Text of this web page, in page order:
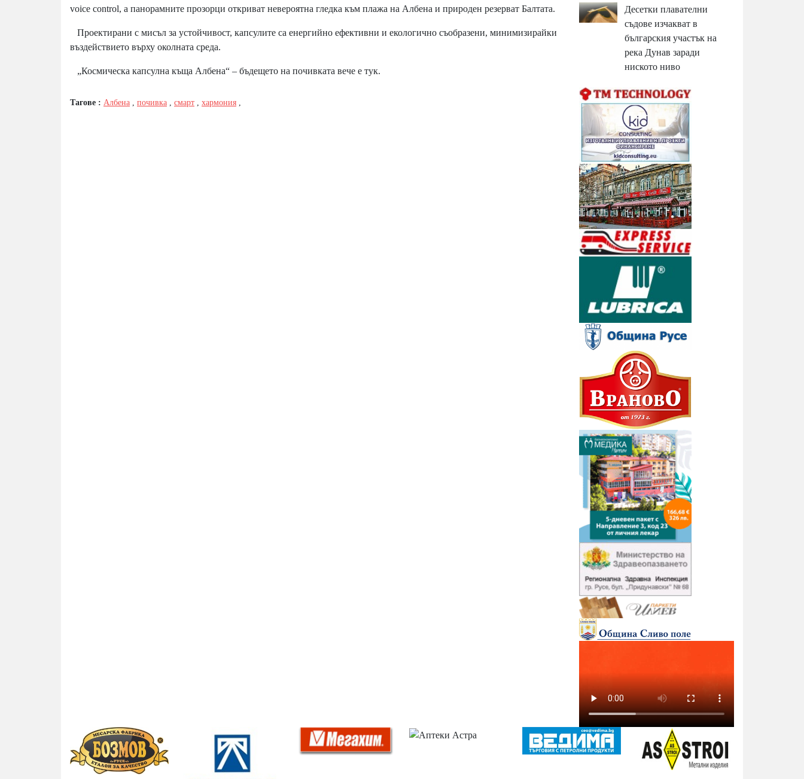
voice control, а панорамните прозорци откриват невероятна гледка към плажа на Албена и природен резерват Балтата.
Проектирани с мисъл за устойчивост, капсулите са енергийно ефективни и екологично съобразени, минимизирайки
въздействието върху околната среда.
„Космическа капсулна къща Албена“ – бъдещето на почивката вече е тук.
Тагове : Албена почивка смарт хармония
Десетки плавателни
съдове изчакват в
българския участък на
река Дунав заради
ниското ниво